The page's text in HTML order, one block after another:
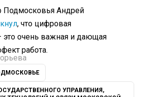
Подмосковья Андрей
, что цифровая
это очень важная и дающая
работа.
УПРАВЛЕНИЯ,